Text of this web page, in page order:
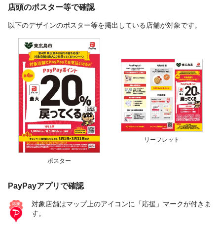
店頭のポスター等で確認
以下のデザインのポスター等を掲出している店舗が対象です。
ポスター
リーフレット
PayPayアプリで確認
対象店舗はマップ上のアイコンに「応援」マークが付きま
す。